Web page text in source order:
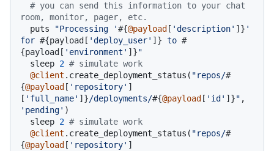
# you can send this information to your chat
room, monitor, pager, etc.
  puts
"Processing '#{@payload [ 'description' ]} '
for #{payload[ 'deploy_user' ]} to #
{payload[ 'environment' ]}"
  sleep
2 # simulate work
@client .create_deployment_status( "repos/#
{@payload [ 'repository' ]
[ 'full_name' ]}/deployments/#{@payload [ 'id' ]}"
'pending' )
  sleep
2 # simulate work
@client .create_deployment_status( "repos/#
{@payload [ 'repository' ]